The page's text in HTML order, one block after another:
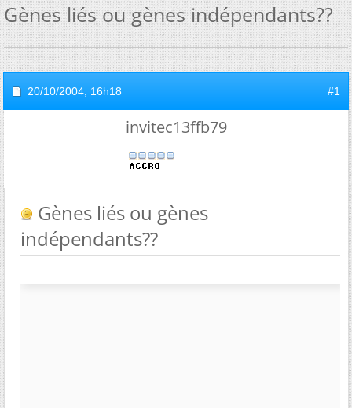
Gènes liés ou gènes indépendants??
20/10/2004, 16h18 #1
invitec13ffb79
Gènes liés ou gènes
indépendants??